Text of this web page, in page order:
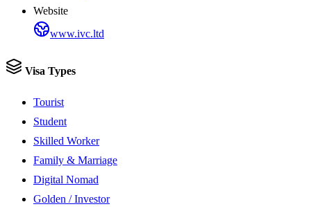
Website
www.ivc.ltd
Visa Types
Tourist
Student
Skilled Worker
Family & Marriage
Digital Nomad
Golden / Investor